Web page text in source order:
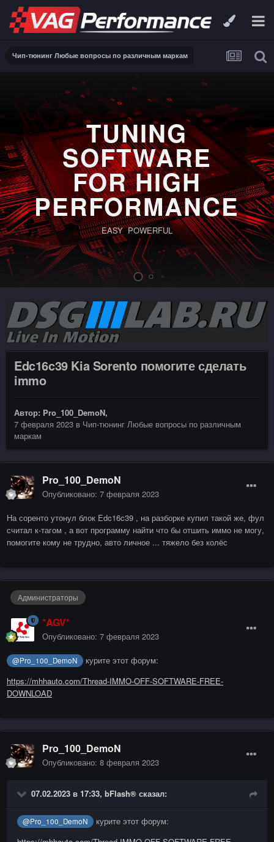
Чип-тюнинг Любые вопросы по различным маркам
TUNING
SOFTWARE
FOR HIGH
PERFORMANCE
EASY POWERFUL
Edc16c39 Kia Sorento помогите сделать
immo
Автор: Pro_100_DemoN,
7 февраля 2023 в Чип-тюнинг Любые вопросы по различным
маркам
Pro_100_DemoN
Опубликовано: 7 февраля 2023
На соренто утонул блок Edc16c39 , на разборке купил такой же, фул
считал к-тагом , а вот программу найти что бы отшить иммо не могу,
помогите кому не трудно, авто личное ... тяжело без колёс
Администраторы
*AGV*
Опубликовано: 7 февраля 2023
@Pro_100_DemoN
курите этот форум:
https://mhhauto.com/Thread-IMMO-OFF-SOFTWARE-FREE-
DOWNLOAD
Pro_100_DemoN
Опубликовано: 8 февраля 2023
07.02.2023 в 17:33, bFlash® сказал:
@Pro_100_DemoN
курите этот форум: